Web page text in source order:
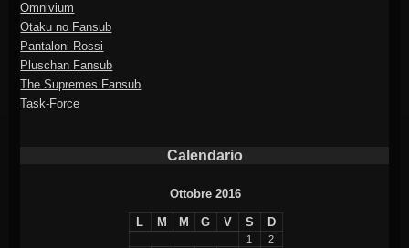
Omnivium
Otaku no Fansub
Pantaloni Rossi
Pluschan Fansub
The Supremes Fansub
Task-Force
Calendario
Ottobre 2016
L M M G V S D
1
2